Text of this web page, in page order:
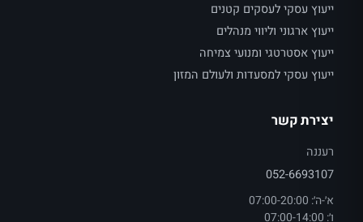
עסקי לעסקים קטנים
ארגוני וליווי מנהלים
אסטרטגי ומנועי צמיחה
עסקי למסעדות ולעולם המזון
קשר
052-